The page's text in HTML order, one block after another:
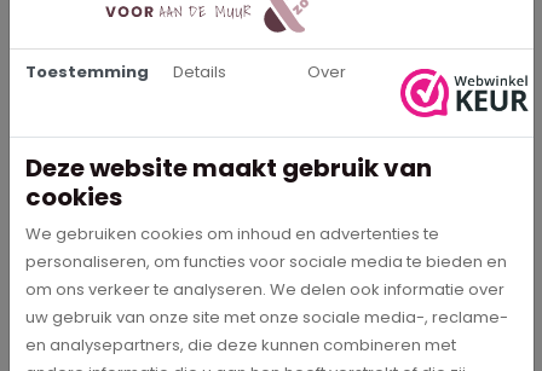
Beschrijving
Act as if what you do
does. - Muurcirkel
Bestel direct
It always seems
impossible until it's done -
Muurcirkel
Bestel direct
Toestemming Details Over
Deze website maakt gebruik van
cookies
We gebruiken cookies om inhoud en advertenties te
personaliseren, om functies voor sociale media te bieden en
om ons verkeer te analyseren. We delen ook informatie over
uw gebruik van onze site met onze sociale media-, reclame-
en analysepartners, die deze kunnen combineren met